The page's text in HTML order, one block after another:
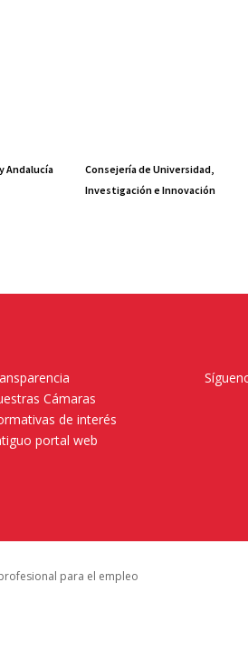
Andalucía
Consejería de Universidad,
Investigación e Innovación
Cámaras
de interés
portal web
para el empleo